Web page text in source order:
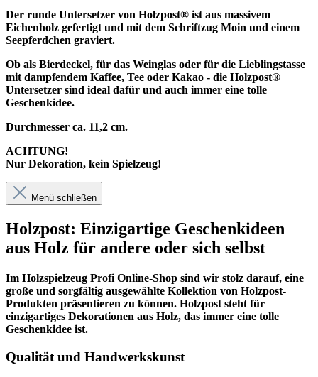
Der runde Untersetzer von Holzpost® ist aus massivem
Eichenholz gefertigt und mit dem Schriftzug Moin und einem
Seepferdchen graviert.
Ob als Bierdeckel, für das Weinglas oder für die Lieblingstasse
mit dampfendem Kaffee, Tee oder Kakao - die Holzpost®
Untersetzer sind ideal dafür und auch immer eine tolle
Geschenkidee.
Durchmesser ca. 11,2 cm.
ACHTUNG!
Nur Dekoration, kein Spielzeug!
Menü schließen
Holzpost: Einzigartige Geschenkideen
aus Holz für andere oder sich selbst
Im Holzspielzeug Profi Online-Shop sind wir stolz darauf, eine
große und sorgfältig ausgewählte Kollektion von Holzpost-
Produkten präsentieren zu können. Holzpost steht für
einzigartiges Dekorationen aus Holz, das immer eine tolle
Geschenkidee ist.
Qualität und Handwerkskunst